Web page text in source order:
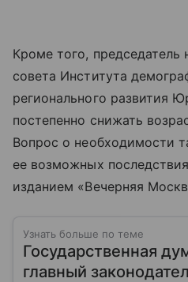
Кроме того, председатель
совета Института
регионального развития
постепенно снижать
Вопрос о необходимости
ее возможных
изданием «Вечерняя
Узнать больше по теме
Государственная
главный